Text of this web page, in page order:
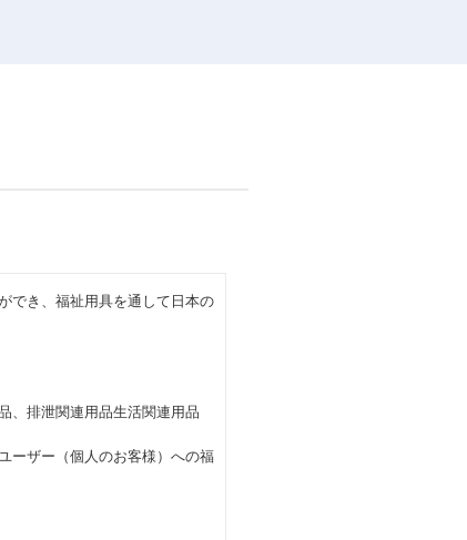
でき、福祉用具を通して日本の
、排泄関連用品生活関連用品
ーザー（個人のお客様）への福